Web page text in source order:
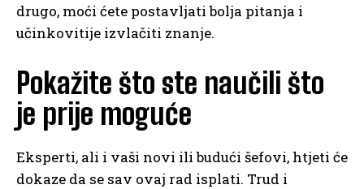
drugo, moći ćete postavljati bolja pitanja i
učinkovitije izvlačiti znanje.
Pokažite što ste naučili što
je prije moguće
Eksperti, ali i vaši novi ili budući šefovi, htjeti će
dokaze da se sav ovaj rad isplati. Trud i